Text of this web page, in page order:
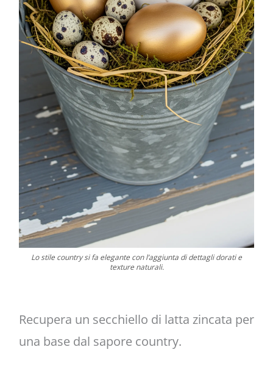
Lo stile country si fa elegante con l’aggiunta di dettagli dorati e
texture naturali.
Recupera un secchiello di latta zincata per
una base dal sapore country.